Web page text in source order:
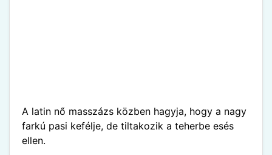
A latin nő masszázs közben hagyja, hogy a nagy
farkú pasi kefélje, de tiltakozik a teherbe esés
ellen.